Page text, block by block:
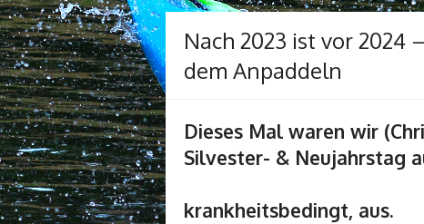
Nach 2023 ist vor 2024
dem Anpaddeln
Dieses Mal waren wir
Silvester- &
Tobi fiel
krankheitsbedingt, aus.